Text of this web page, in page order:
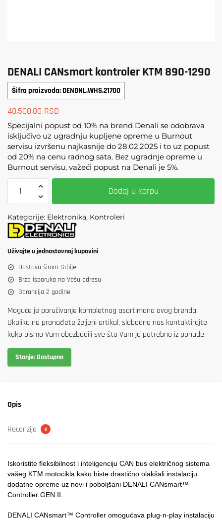
DENALI CANsmart kontroler KTM 890-1290
Šifra proizvoda: DENDNL.WHS.21700
40.500,00 RSD
Specijalni popust od 10% na brend Denali se odobrava
isključivo uz ugradnju kupljene opreme u Burnout
servisu izvršenu najkasnije do 28.02.2025 i to uz popust
od 20% na cenu radnog sata. Bez ugradnje opreme u
Burnout servisu, važeći popust na Denali je 5%.
CANsmart
KTM
890-
količina
Dodaj u korpu
Kategorije: Elektronika, Kontroleri
Uživajte u jednostavnoj kupovini
Dostava širom Srbije
Brza isporuka na Vašu adresu
Garancija 2 godine
Moguće je poručivanje kompletnog asortimana ovog brenda.
Ukoliko ne pronađete željeni artikal, slobodno nas kontaktirajte
kako bismo Vam obezbedili sve što Vam je potrebno iz ponude.
Stanje: Dostupno
Opis
Recenzije 0
Iskoristite fleksibilnost i inteligenciju CAN bus električnog sistema
vašeg KTM motocikla kako biste drastično olakšali instalaciju
dodatne opreme uz novi i poboljšani DENALI CANsmart™
Controller GEN II.
DENALI CANsmart™ Controller omogućava plug-n-play instalaciju